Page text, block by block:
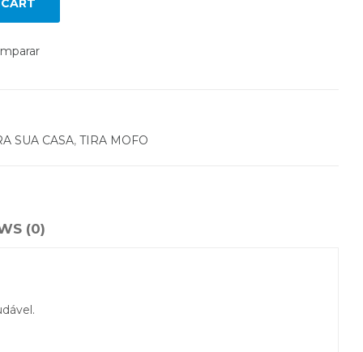
SUA CASA, TIRA MOFO
(0)